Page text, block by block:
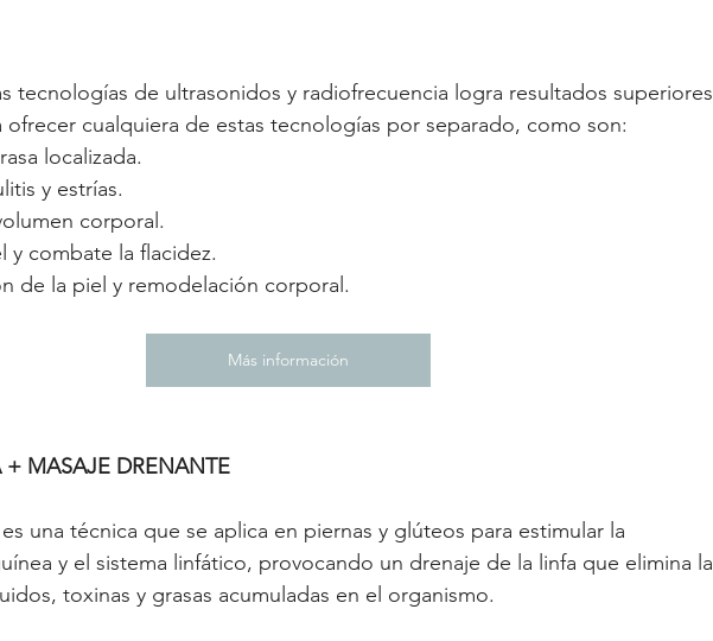
tecnologías de ultrasonidos y radiofrecuencia logra resultados superiores
ofrecer cualquiera de estas tecnologías por separado, como son:
localizada.
y estrías.
corporal.
y combate la flacidez.
de la piel y remodelación corporal.
Más información
+ MASAJE DRENANTE
una técnica que se aplica en piernas y glúteos para estimular la
y el sistema linfático, provocando un drenaje de la linfa que elimina la
toxinas y grasas acumuladas en el organismo.